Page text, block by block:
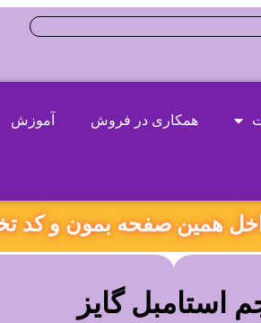
همکاری در فروش آموزش
استامبل گایز